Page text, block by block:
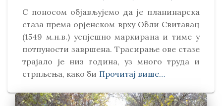
С поносом објављујемо да је планинарска
стаза према орјенском врху Обли Свитавaц
(1549 м.н.в.) успјешно маркирана и тиме у
потпуности завршена. Трасирање ове стазе
трајало је низ година, уз много труда и
стрпљења, како би Прочитај више…